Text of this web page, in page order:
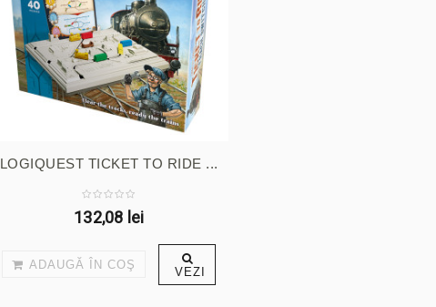
LOGIQUEST TICKET TO RIDE ...
132,08 lei
ADAUGĂ ÎN COŞ VEZI